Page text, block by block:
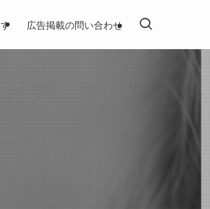
広告掲載の問い合わせ